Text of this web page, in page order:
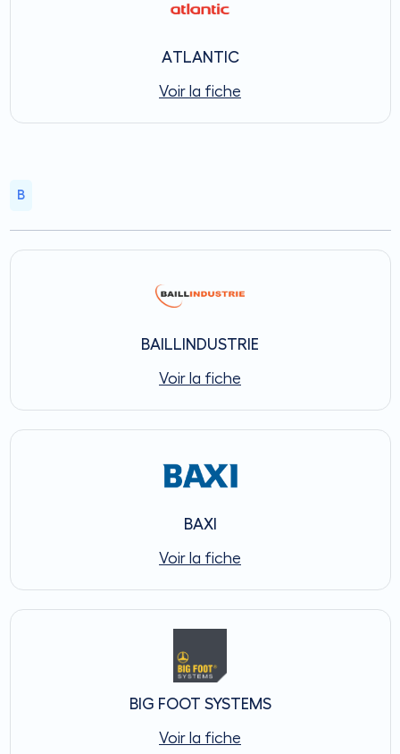
ATLANTIC
Voir la fiche
B
BAILLINDUSTRIE
Voir la fiche
BAXI
Voir la fiche
BIG FOOT SYSTEMS
Voir la fiche